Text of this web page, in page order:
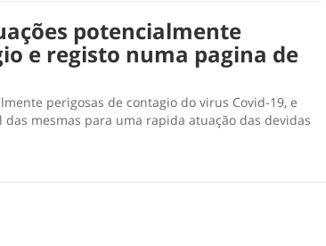
potencialmente
e registo numa pagina de
perigosas de contagio do virus Covid-19, e
mesmas para uma rapida atuação das devidas